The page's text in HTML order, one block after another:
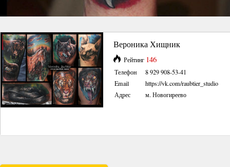
Вероника Хищник
Рейтинг 146
Телефон
8 929 908-53-41
Email
https://vk.com/raubtier_studio
Адрес
м. Новогиреево